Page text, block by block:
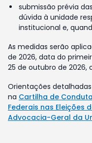
submissão prévia
dúvida à unidade
institucional e,
As medidas serão
de 2026, data do
25 de outubro de 2026,
Orientações
na Cartilha de
Federais nas Eleições
Advocacia-Geral da